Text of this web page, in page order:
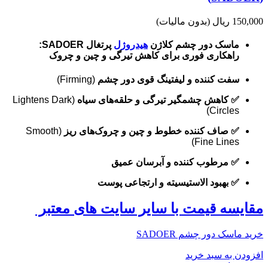
150,000 ریال (بدون مالیات)
ماسک دور چشم کلاژن هیدروژل
پرتغال SADOER:
راهکاری فوری برای کاهش تیرگی و چین و چروک
سفت کننده و لیفتینگ قوی دور چشم (Firming)
✅ کاهش چشمگیر تیرگی و حلقه‌های سیاه (Lightens Dark
Circles)
✅ صاف کننده خطوط و چین و چروک‌های ریز
(Smooth
Fine Lines)
✅ مرطوب کننده و آبرسان عمیق
✅ بهبود الاستیسیته و ارتجاعی پوست
مقایسه قیمت با سایر سایت های معتبر
خرید ماسک دور چشم SADOER
افزودن به سبد خرید